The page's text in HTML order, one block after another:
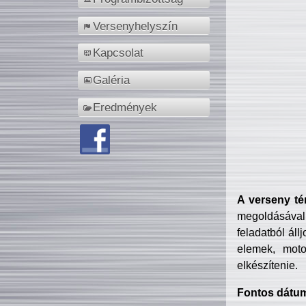
Versenyhelyszín
Kapcsolat
Galéria
Eredmények
A verseny
feladatból
elemek,
elkészítenie.
Fontos